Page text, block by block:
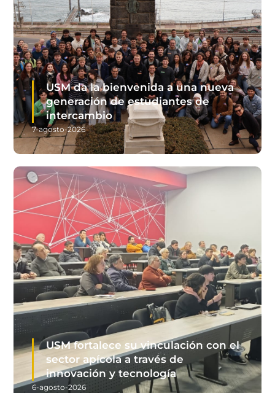
USM da la bienvenida a una nueva
generación de estudiantes de
intercambio
7-agosto-2026
USM fortalece su vinculación con el
sector apícola a través de
innovación y tecnología
6-agosto-2026